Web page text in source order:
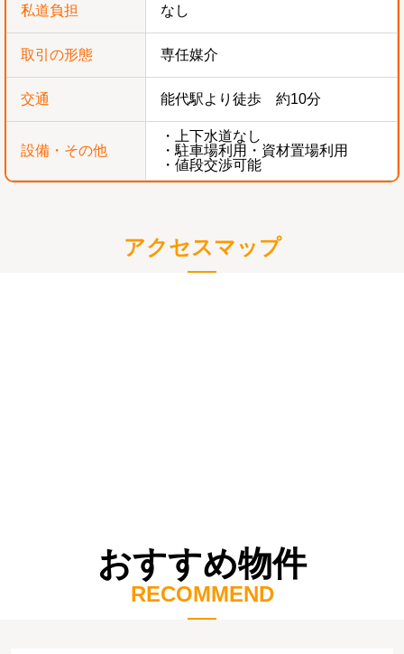
私道負担 なし
取引の形態 専任媒介
交通 能代駅より徒歩 約10分
設備・その他
・上下水道なし
・駐車場利用・資材置場利用
・値段交渉可能
アクセスマップ
おすすめ物件
RECOMMEND